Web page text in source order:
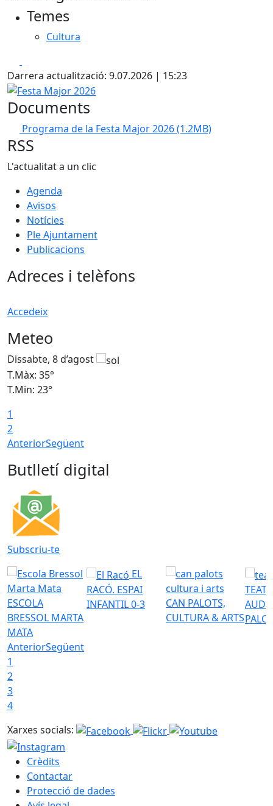
Temes
Cultura
Darrera actualització: 9.07.2026 | 15:23
Festa Major 2026
Documents
Programa de la Festa Major 2026(1.2MB)
RSS
L'actualitat a un clic
Agenda
Avisos
Notícies
Ple Ajuntament
Publicacions
Adreces i telèfons
Accedeix
Meteo
Dissabte, 8 d’agost
T.Màx: 35°
T.Min: 23°
1
2
AnteriorSegüent
Butlletí digital
Subscriu-te
ESCOLA
BRESSOL MARTA
MATA
EL
RACÓ. ESPAI
INFANTIL 0-3
CAN PALOTS,
CULTURA & ARTS
AnteriorSegüent
1
2
3
4
Xarxes socials:
Crèdits
Contactar
Protecció de dades